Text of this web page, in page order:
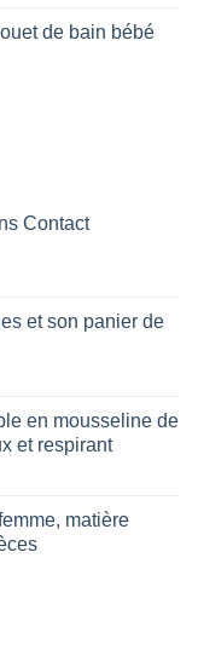
de bain bébé
Contact
et son panier de
en mousseline de
et respirant
matière